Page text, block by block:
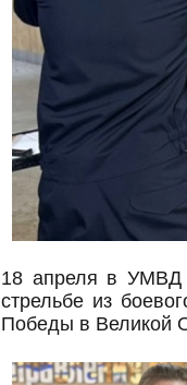
18 апреля в УМВД
стрельбе из
Победы в Великой